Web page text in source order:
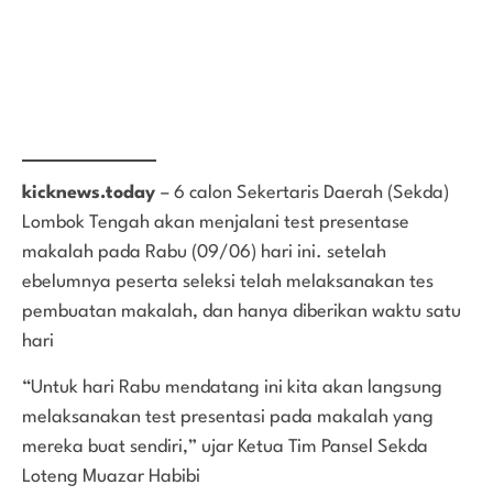
kicknews.today – 6 calon Sekertaris Daerah (Sekda)
Lombok Tengah akan menjalani test presentase
makalah pada Rabu (09/06) hari ini. setelah
ebelumnya peserta seleksi telah melaksanakan tes
pembuatan makalah, dan hanya diberikan waktu satu
hari
“Untuk hari Rabu mendatang ini kita akan langsung
melaksanakan test presentasi pada makalah yang
mereka buat sendiri,” ujar Ketua Tim Pansel Sekda
Loteng Muazar Habibi